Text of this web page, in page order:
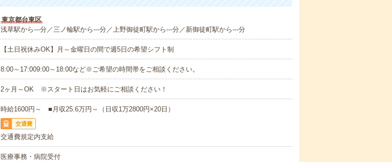
東京都台東区
浅草駅から---分／三ノ輪駅から---分／上野御徒町駅から---分／新御徒町駅から---分
【土日祝休みOK】月～金曜日の間で週5日の希望シフト制
8:00～17:009:00～18:00など※ご希望の時間帯をご相談ください。
2ヶ月～OK ※スタート日はお気軽にご相談ください！
時給1600円～ ■月収25.6万円～（日収1万2800円×20日）
交通費
交通費規定内支給
医療事務・病院受付